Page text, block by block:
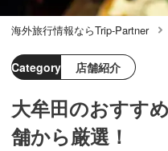
海外旅行情報ならTrip-Partner
Category 店舗紹介
大牟田のおすす
舗から厳選！